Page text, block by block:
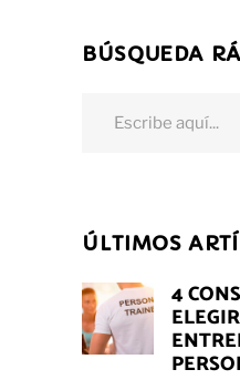
BÚSQUEDA
ÚLTIMOS
4